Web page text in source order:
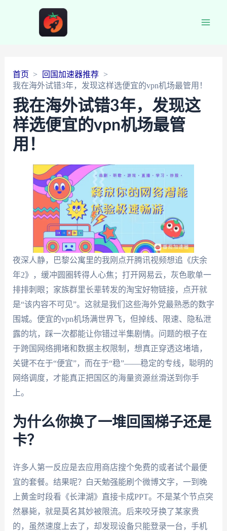
首页
回国加速器推荐
我在海外试错3年，发现这样选便宜的vpn机场最管用！
我在海外试错3年，发现这
样选便宜的vpn机场最管
用！
夜深人静，巴黎公寓里的我刚点开腾讯视频想追《庆余
年2》，缓冲圆圈转得人心焦；打开网易云，灰色歌单一
排排刺眼；家族群里长辈转发的淘宝好物链接，点开就
是“该内容不可见”。这就是我们这些海外党最熟悉的数字
围城。便宜的vpn机场满世界飞，但掉线、限速、隐私泄
露的坑，踩一次都能让你错过半集剧情。问题的根子在
于跨国网络拥堵和数据主权限制，想真正穿透这堵墙，
关键不在于“便宜”，而在于“稳”——稳定的专线，聪明的
网络调度，才能真正把国区的海量资源丝滑送到你手
上。
为什么你换了一堆回国梯子还是
卡？
许多人第一反应是去应用商店搜个免费的或者试个最便
宜的套餐。结果呢？白天勉强能刷个微博文字，一到晚
上黄金时段看《长津湖》直接卡成PPT。不是某个节点突
然暴毙，就是莫名其妙被限流。后来咬牙换了某家贵
的，虽然速度上去了，却发现设备只能登录一台，手机